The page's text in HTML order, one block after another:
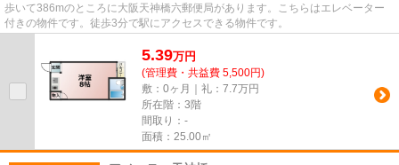
歩いて386mのところに大阪天神橋六郵便局があります。こちらはエレベーター
付きの物件です。徒歩3分で駅にアクセスできる物件です。
5.39万円
(管理費・共益費 5,500円)
敷：0ヶ月｜礼：7.7万円
所在階：3階
間取り：-
面積：25.00㎡